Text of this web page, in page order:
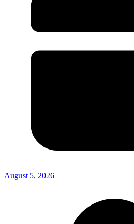
August 5, 2026